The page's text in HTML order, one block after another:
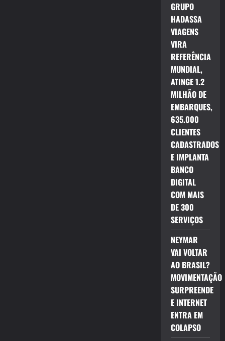
GRUPO
HADASSA
VIAGENS
VIRA
REFERÊNCIA
MUNDIAL,
ATINGE 1.2
MILHÃO DE
EMBARQUES,
635.000
CLIENTES
CADASTRADOS
E IMPLANTA
BANCO
DIGITAL
COM MAIS
DE 300
SERVIÇOS
NEYMAR
VAI VOLTAR
AO BRASIL?
MOVIMENTAÇÃO
SURPREENDE
E INTERNET
ENTRA EM
COLAPSO